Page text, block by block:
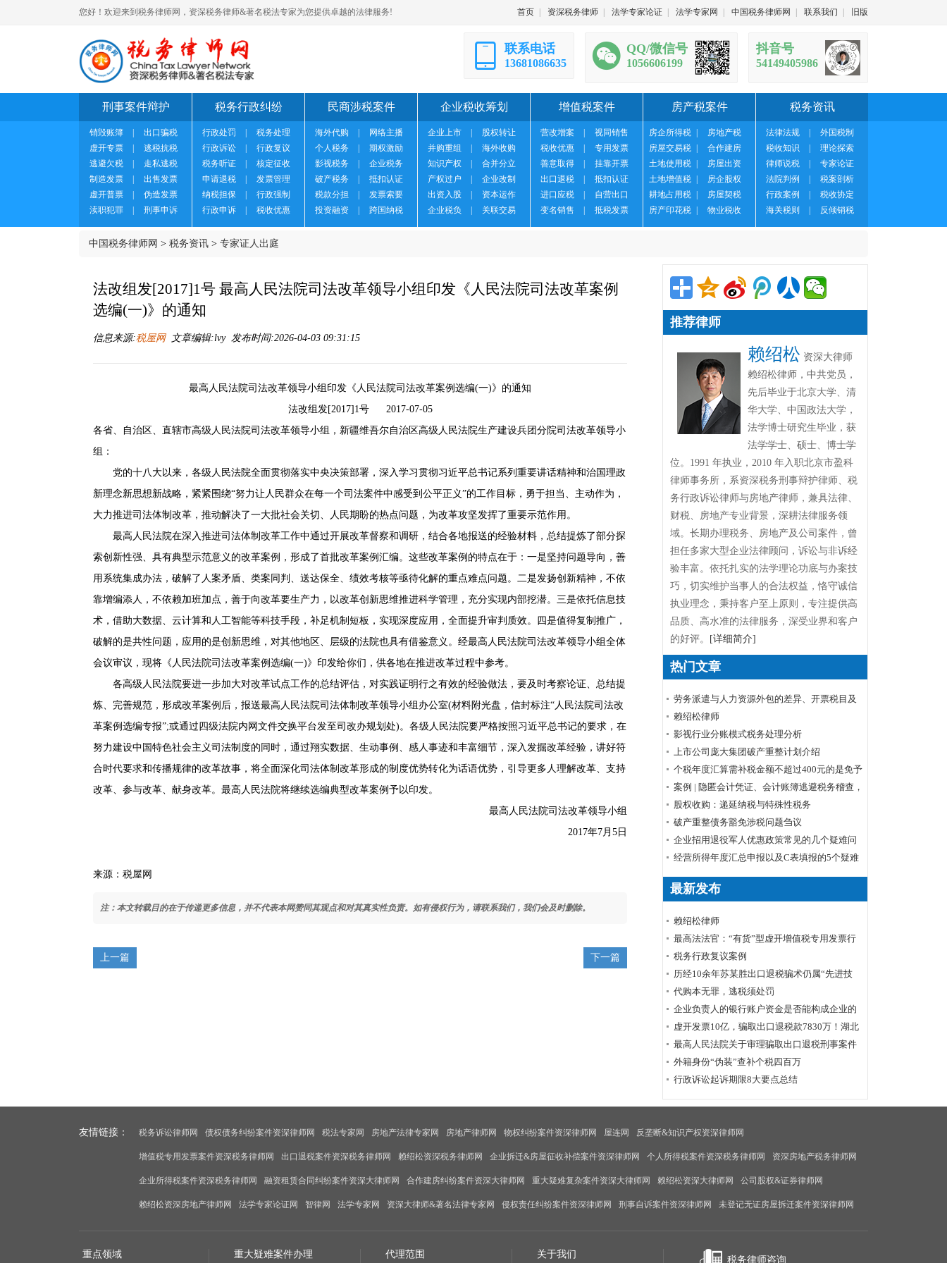
您好！欢迎来到税务律师网，资深税务律师&著名税法专家为您提供卓越的法律服务! 首页 资深税务律师 法学专家论证 法学专家网 中国税务律师网 联系我们 旧版
联系电话
13681086635
QQ/微信号
1056606199
抖音号
54149405986
刑事案件辩护
销毁账簿
出口骗税
虚开专票
逃税抗税
逃避欠税
走私逃税
制造发票
出售发票
虚开普票
伪造发票
渎职犯罪
刑事申诉
税务行政纠纷
行政处罚
税务处理
行政诉讼
行政复议
税务听证
核定征收
申请退税
发票管理
纳税担保
行政强制
行政申诉
税收优惠
民商涉税案件
海外代购
网络主播
个人税务
期权激励
影视税务
企业税务
破产税务
抵扣认证
税款分担
发票索要
投资融资
跨国纳税
企业税收筹划
企业上市
股权转让
并购重组
海外收购
知识产权
合并分立
产权过户
企业改制
出资入股
资本运作
企业税负
关联交易
增值税案件
营改增案
视同销售
税收优惠
专用发票
善意取得
挂靠开票
出口退税
抵扣认证
进口应税
自营出口
变名销售
抵税发票
房产税案件
房企所得税
房地产税
房屋交易税
合作建房
土地使用税
房屋出资
土地增值税
房企股权
耕地占用税
房屋契税
房产印花税
物业税收
税务资讯
法律法规
外国税制
税收知识
理论探索
律师说税
专家论证
法院判例
税案剖析
行政案例
税收协定
海关税则
反倾销税
中国税务律师网 > 税务资讯 > 专家证人出庭
法改组发[2017]1号 最高人民法院司法改革领导小组印发《人民法院司法改革案例
选编(一)》的通知
信息来源:税屋网文章编辑:lvy 发布时间:2026-04-03 09:31:15
最高人民法院司法改革领导小组印发《人民法院司法改革案例选编(一)》的通知
法改组发[2017]1号 2017-07-05
各省、自治区、直辖市高级人民法院司法改革领导小组，新疆维吾尔自治区高级人民法院生产建设兵团分院司法改革领导小
组：
党的十八大以来，各级人民法院全面贯彻落实中央决策部署，深入学习贯彻习近平总书记系列重要讲话精神和治国理政
新理念新思想新战略，紧紧围绕“努力让人民群众在每一个司法案件中感受到公平正义”的工作目标，勇于担当、主动作为，
大力推进司法体制改革，推动解决了一大批社会关切、人民期盼的热点问题，为改革攻坚发挥了重要示范作用。
最高人民法院在深入推进司法体制改革工作中通过开展改革督察和调研，结合各地报送的经验材料，总结提炼了部分探
索创新性强、具有典型示范意义的改革案例，形成了首批改革案例汇编。这些改革案例的特点在于：一是坚持问题导向，善
用系统集成办法，破解了人案矛盾、类案同判、送达保全、绩效考核等亟待化解的重点难点问题。二是发扬创新精神，不依
靠增编添人，不依赖加班加点，善于向改革要生产力，以改革创新思维推进科学管理，充分实现内部挖潜。三是依托信息技
术，借助大数据、云计算和人工智能等科技手段，补足机制短板，实现深度应用，全面提升审判质效。四是值得复制推广，
破解的是共性问题，应用的是创新思维，对其他地区、层级的法院也具有借鉴意义。经最高人民法院司法改革领导小组全体
会议审议，现将《人民法院司法改革案例选编(一)》印发给你们，供各地在推进改革过程中参考。
各高级人民法院要进一步加大对改革试点工作的总结评估，对实践证明行之有效的经验做法，要及时考察论证、总结提
炼、完善规范，形成改革案例后，报送最高人民法院司法体制改革领导小组办公室(材料附光盘，信封标注“人民法院司法改
革案例选编专报”;或通过四级法院内网文件交换平台发至司改办规划处)。各级人民法院要严格按照习近平总书记的要求，在
努力建设中国特色社会主义司法制度的同时，通过翔实数据、生动事例、感人事迹和丰富细节，深入发掘改革经验，讲好符
合时代要求和传播规律的改革故事，将全面深化司法体制改革形成的制度优势转化为话语优势，引导更多人理解改革、支持
改革、参与改革、献身改革。最高人民法院将继续选编典型改革案例予以印发。
最高人民法院司法改革领导小组
2017年7月5日
来源：税屋网
注：本文转载目的在于传递更多信息，并不代表本网赞同其观点和对其真实性负责。如有侵权行为，请联系我们，我们会及时删除。
上一篇 下一篇
推荐律师
赖绍松 资深大律师
赖绍松律师，中共党员，
先后毕业于北京大学、清
华大学、中国政法大学，
法学博士研究生毕业，获
法学学士、硕士、博士学
位。1991 年执业，2010 年入职北京市盈科
律师事务所，系资深税务刑事辩护律师、税
务行政诉讼律师与房地产律师，兼具法律、
财税、房地产专业背景，深耕法律服务领
域。长期办理税务、房地产及公司案件，曾
担任多家大型企业法律顾问，诉讼与非诉经
验丰富。依托扎实的法学理论功底与办案技
巧，切实维护当事人的合法权益，恪守诚信
执业理念，秉持客户至上原则，专注提供高
品质、高水准的法律服务，深受业界和客户
的好评。
[详细简介]
热门文章
劳务派遣与人力资源外包的差异、开票税目及
税率
赖绍松律师
影视行业分账模式税务处理分析
上市公司庞大集团破产重整计划介绍
个税年度汇算需补税金额不超过400元的是免予
申报还是免予补缴
案例 | 隐匿会计凭证、会计账簿逃避税务稽查，
小心被判刑！
股权收购：递延纳税与特殊性税务
破产重整债务豁免涉税问题刍议
企业招用退役军人优惠政策常见的几个疑难问
题解答
经营所得年度汇总申报以及C表填报的5个疑难
问题
最新发布
赖绍松律师
最高法法官：“有货”型虚开增值税专用发票行
为定性
税务行政复议案例
历经10余年苏某胜出口退税骗术仍属“先进技
术”，福州国税稽查局相应的查骗方法仍非常管
用
代购本无罪，逃税须处罚
企业负责人的银行账户资金是否能构成企业的
应税收入？
虚开发票10亿，骗取出口退税款7830万！湖北
破获链条式骗税案
最高人民法院关于审理骗取出口退税刑事案件
具体应用法律若干问题的解释辑
外籍身份“伪装”查补个税四百万
行政诉讼起诉期限8大要点总结
友情链接： 税务诉讼律师网 债权债务纠纷案件资深律师网 税法专家网 房地产法律专家网 房地产律师网 物权纠纷案件资深律师网 屋连网 反垄断&知识产权资深律师网
增值税专用发票案件资深税务律师网 出口退税案件资深税务律师网 赖绍松资深税务律师网 企业拆迁&房屋征收补偿案件资深律师网 个人所得税案件资深税务律师网 资深房地产税务律师网
企业所得税案件资深税务律师网 融资租赁合同纠纷案件资深大律师网 合作建房纠纷案件资深大律师网 重大疑难复杂案件资深大律师网 赖绍松资深大律师网 公司股权&证券律师网
赖绍松资深房地产律师网 法学专家论证网 智律网 法学专家网 资深大律师&著名法律专家网 侵权责任纠纷案件资深律师网 刑事自诉案件资深律师网 未登记无证房屋拆迁案件资深律师网
重点领域 重大疑难案件办理 代理范围 关于我们
税务律师咨询